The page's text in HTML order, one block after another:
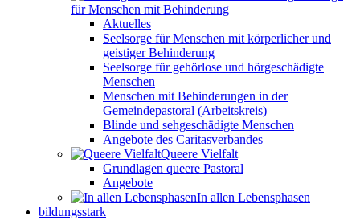
für Menschen mit Behinderung
Aktuelles
Seelsorge für Menschen mit körperlicher und
geistiger Behinderung
Seelsorge für gehörlose und hörgeschädigte
Menschen
Menschen mit Behinderungen in der
Gemeindepastoral (Arbeitskreis)
Blinde und sehgeschädigte Menschen
Angebote des Caritasverbandes
Queere Vielfalt
Grundlagen queere Pastoral
Angebote
In allen Lebensphasen
bildungsstark